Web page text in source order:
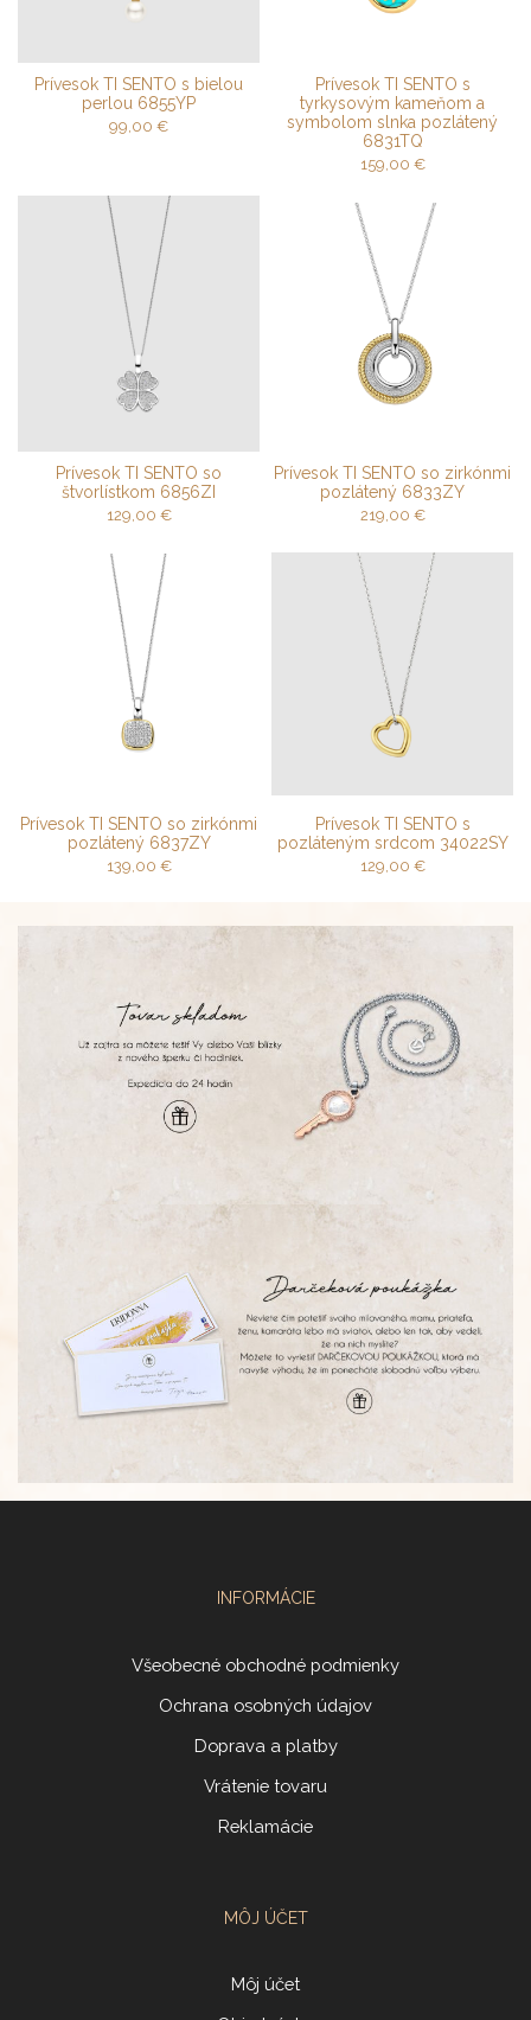
Prívesok TI SENTO s bielou
perlou 6855YP
99,00 €
Prívesok TI SENTO s
tyrkysovým kameňom a
symbolom slnka pozlátený
6831TQ
159,00 €
Prívesok TI SENTO so
štvorlístkom 6856ZI
129,00 €
Prívesok TI SENTO so zirkónmi
pozlátený 6833ZY
219,00 €
Prívesok TI SENTO so zirkónmi
pozlátený 6837ZY
139,00 €
Prívesok TI SENTO s
pozláteným srdcom 34022SY
129,00 €
INFORMÁCIE
Všeobecné obchodné podmienky
Ochrana osobných údajov
Doprava a platby
Vrátenie tovaru
Reklamácie
MÔJ ÚČET
Môj účet